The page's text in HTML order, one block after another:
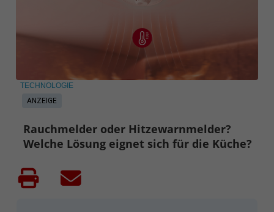
ANZEIGE
TECHNOLOGIE
Rauchmelder oder Hitzewarnmelder?
Welche Lösung eignet sich für die Küche?